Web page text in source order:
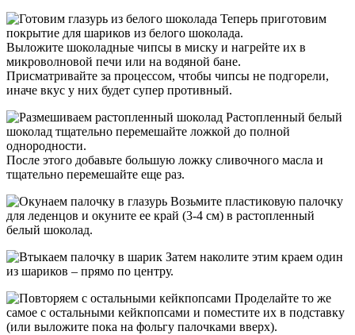
Теперь приготовим
покрытие для шариков из белого шоколада.
Выложите шоколадные чипсы в миску и нагрейте их в
микроволновой печи или на водяной бане.
Присматривайте за процессом, чтобы чипсы не подгорели,
иначе вкус у них будет супер противный.
Растопленный белый
шоколад тщательно перемешайте ложкой до полной
однородности.
После этого добавьте большую ложку сливочного масла и
тщательно перемешайте еще раз.
Возьмите пластиковую палочку
для леденцов и окуните ее край (3-4 см) в растопленный
белый шоколад.
Затем наколите этим краем один
из шариков – прямо по центру.
Проделайте то же
самое с остальными кейкпопсами и поместите их в подставку
(или выложите пока на фольгу палочками вверх).